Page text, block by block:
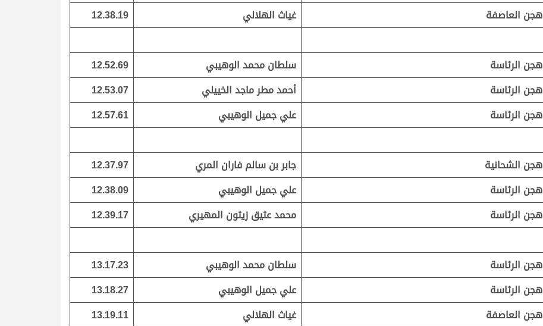
هجن العاصفة غياث الهلالي 12.38.19
هجن الرئاسة سلطان محمد الوهيبي
12.52.69
هجن الرئاسة أحمد مطر ماجد الخييلي
12.53.07
هجن الرئاسة علي جميل الوهيبي 12.57.61
هجن الشحانية جابر بن سالم فاران المري
12.37.97
هجن الرئاسة علي جميل الوهيبي
12.38.09
هجن الرئاسة محمد عتيق زيتون المهيري 12.39.17
هجن الرئاسة سلطان محمد الوهيبي
13.17.23
هجن الرئاسة علي جميل الوهيبي
13.18.27
هجن العاصفة غياث الهلالي 13.19.11